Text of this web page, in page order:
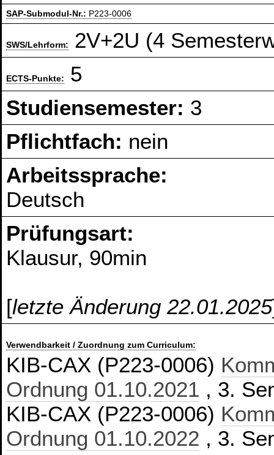
SAP-Submodul-Nr.: P223-0006
SWS/Lehrform: 2V+2U (4
ECTS-Punkte:
5
Studiensemester: 3
Pflichtfach: nein
Arbeitssprache:
Deutsch
Prüfungsart:
Klausur, 90min
[letzte Änderung 22.01.2025
Verwendbarkeit / Zuordnung zum Curriculum:
KIB-CAX (P223-0006)
Ordnung 01.10.2021 , 3.
KIB-CAX (P223-0006)
Ordnung 01.10.2022 , 3.